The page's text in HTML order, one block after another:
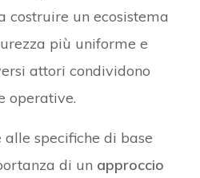
costruire un ecosistema
più uniforme e
attori condividono
operative.
specifiche di base
di un approccio